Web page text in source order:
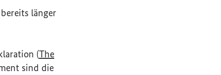
länger
(The
sind die